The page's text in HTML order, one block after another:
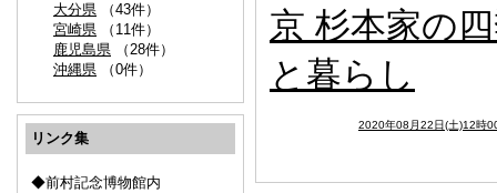
大分県 （43件）
宮崎県 （11件）
鹿児島県 （28件）
沖縄県 （0件）
リンク集
◆前村記念博物館内
京 杉本家の
と暮らし
2020年08月22日(土)12時